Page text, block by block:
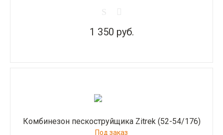
1 350 руб.
Комбинезон пескоструйщика Zitrek (52-54/176)
Под заказ